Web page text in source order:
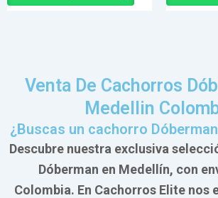
Venta De Cachorros
Medellin
¿Buscas un cachorro
Descubre nuestra exclusiva
Dóberman en Medellín, con
Colombia. En Cachorros Elite nos